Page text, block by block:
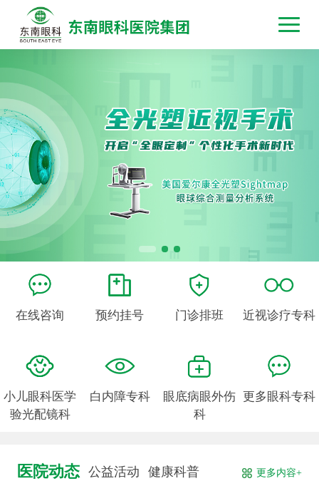
在线咨询 预约挂号 门诊排班 近视诊疗专科
小儿眼科医学
验光配镜科
白内障专科
眼底病眼外伤
科
更多眼科专科
医院动态 公益活动 健康科普 更多内容+